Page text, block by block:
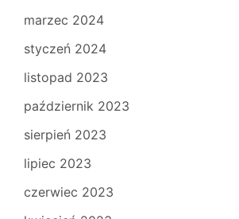
marzec 2024
styczeń 2024
listopad 2023
październik 2023
sierpień 2023
lipiec 2023
czerwiec 2023